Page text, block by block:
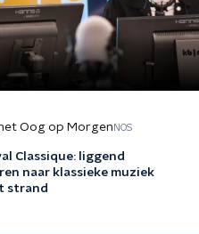
Oog op Morgen NOS
Classique: liggend
naar klassieke muziek
strand